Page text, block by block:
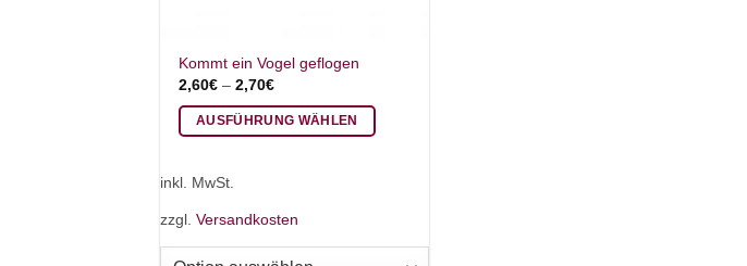
Kommt ein Vogel geflogen
2,60€ –2,70€
AUSFÜHRUNG WÄHLEN
mehrere
Varianten
inkl. MwSt.
zzgl. Versandkosten